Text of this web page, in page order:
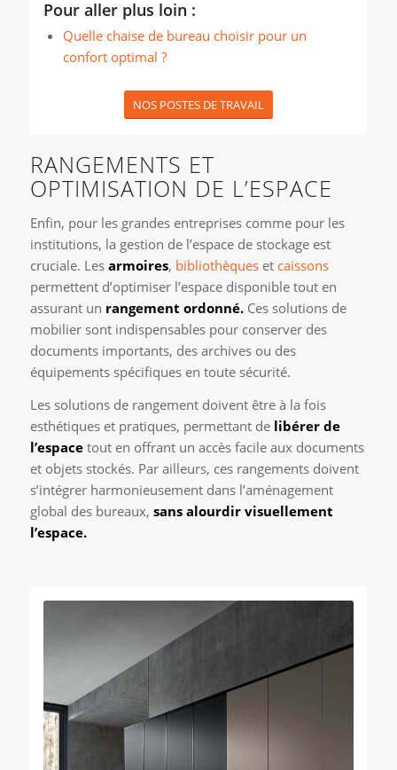
Pour aller plus loin :
Quelle chaise de bureau choisir pour un
confort optimal ?
NOS POSTES DE TRAVAIL
RANGEMENTS ET
OPTIMISATION DE L’ESPACE
Enfin, pour les grandes entreprises comme pour les
institutions, la gestion de l’espace de stockage est
cruciale. Les armoires, bibliothèqueset caissons
permettent d’optimiser l’espace disponible tout en
assurant un rangement ordonné.Ces solutions de
mobilier sont indispensables pour conserver des
documents importants, des archives ou des
équipements spécifiques en toute sécurité.
Les solutions de rangement doivent être à la fois
esthétiques et pratiques, permettant de libérer de
l’espacetout en offrant un accès facile aux documents
et objets stockés. Par ailleurs, ces rangements doivent
s’intégrer harmonieusement dans l’aménagement
global des bureaux, sans alourdir visuellement
l’espace.